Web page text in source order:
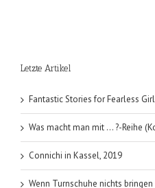
Letzte Artikel
Fantastic Stories for Fearless
Was macht man mit … ?-Reihe
Connichi in Kassel, 2019
Wenn Turnschuhe nichts